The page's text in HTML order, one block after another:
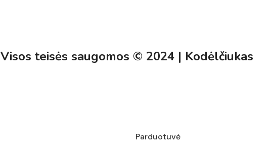
Visos teisės saugomos © 2024 | Kodėlčiukas
Parduotuvė